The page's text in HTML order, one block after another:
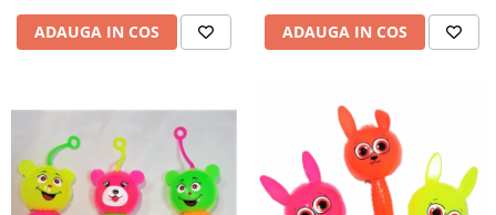
ADAUGA IN COS ADAUGA IN COS